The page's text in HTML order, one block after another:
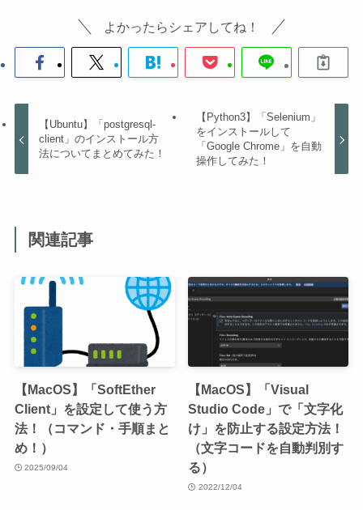
よかったらシェアしてね！
【Ubuntu】「postgresql-
client」のインストール方
法についてまとめてみた！
【Python3】「Selenium」
をインストールして
「Google Chrome」を自動
操作してみた！
関連記事
【MacOS】「SoftEther
Client」を設定して使う方
法！（コマンド・手順まと
め！）
2025/09/04
【MacOS】「Visual
Studio Code」で「文字化
け」を防止する設定方法！
（文字コードを自動判別す
る）
2022/12/04